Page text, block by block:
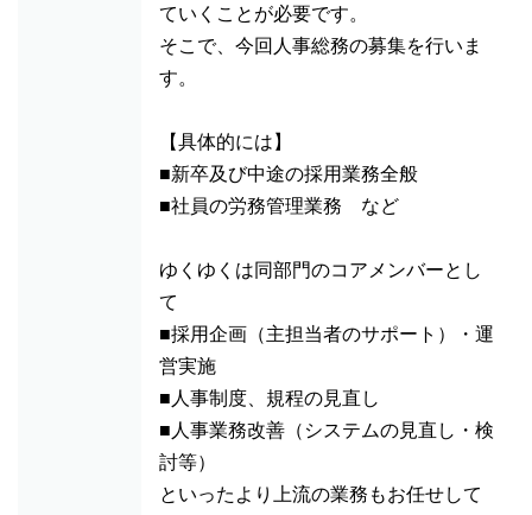
ていくことが必要です。
そこで、今回人事総務の募集を行いま
す。
【具体的には】
■新卒及び中途の採用業務全般
■社員の労務管理業務 など
ゆくゆくは同部門のコアメンバーとし
て
■採用企画（主担当者のサポート）・運
営実施
■人事制度、規程の見直し
■人事業務改善（システムの見直し・検
討等）
といったより上流の業務もお任せして